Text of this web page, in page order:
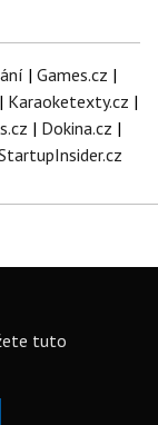
| Games.cz |
| Karaoketexty.cz |
| Dokina.cz |
tuto